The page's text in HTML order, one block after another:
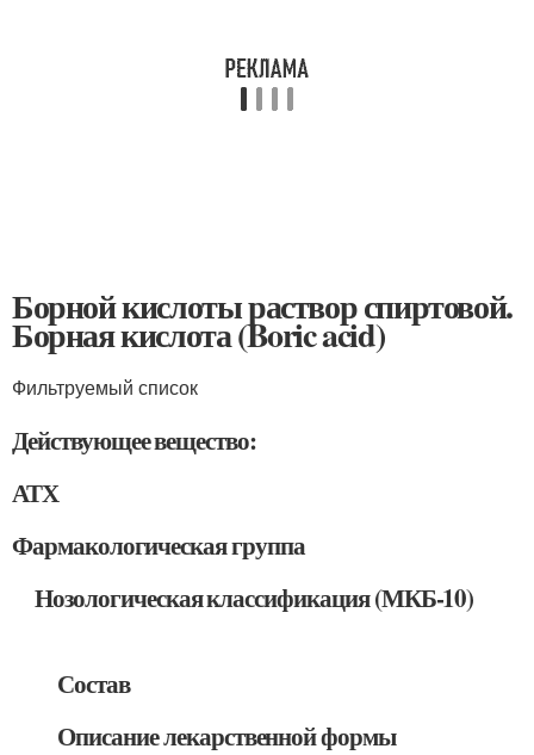
Борной кислоты раствор спиртовой.
Борная кислота (Boric acid)
Фильтруемый список
Действующее вещество:
АТХ
Фармакологическая группа
Нозологическая классификация (МКБ-10)
Состав
Описание лекарственной формы